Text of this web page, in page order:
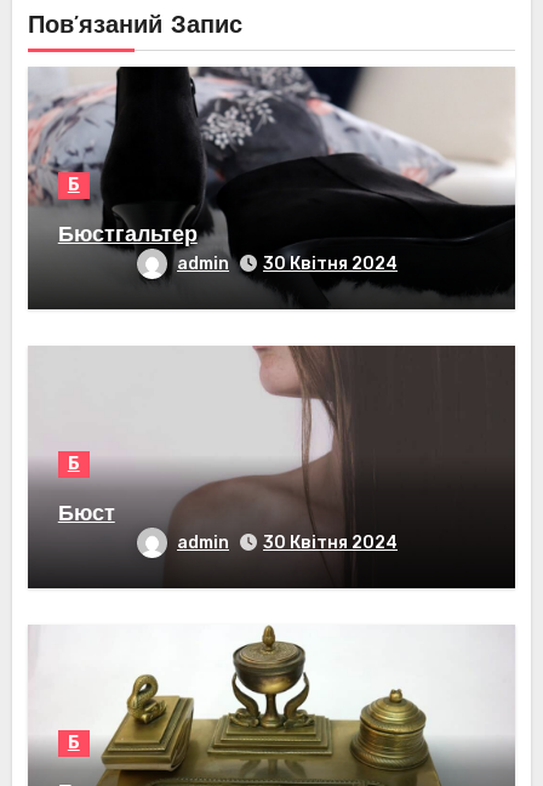
Пов’язаний Запис
Б
Бюстгальтер
admin 30 Квітня 2024
Б
Бюст
admin 30 Квітня 2024
Б